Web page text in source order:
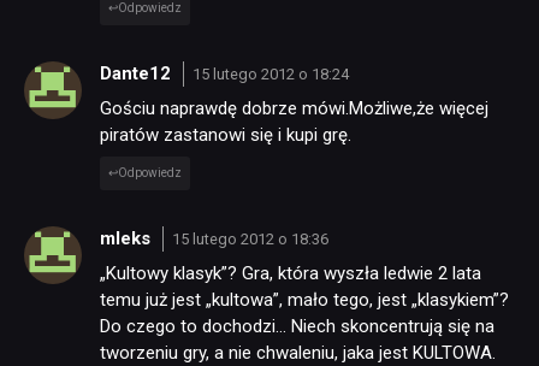
Odpowiedz
Dante12 15 lutego 2012 o 18:24
Gościu naprawdę dobrze mówi.Możliwe,że więcej
piratów zastanowi się i kupi grę.
Odpowiedz
mleks 15 lutego 2012 o 18:36
„Kultowy klasyk”? Gra, która wyszła ledwie 2 lata
temu już jest „kultowa”, mało tego, jest „klasykiem”?
Do czego to dochodzi… Niech skoncentrują się na
tworzeniu gry, a nie chwaleniu, jaka jest KULTOWA.